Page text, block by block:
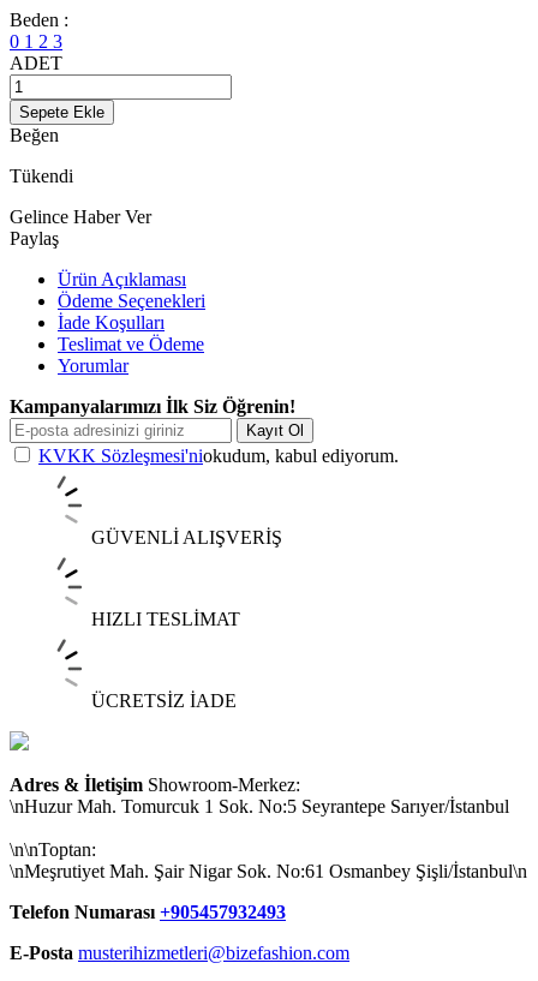
Beden :
0 1 2 3
ADET
Sepete Ekle
Beğen
Tükendi
Gelince Haber Ver
Paylaş
Ürün Açıklaması
Ödeme Seçenekleri
İade Koşulları
Teslimat ve Ödeme
Yorumlar
Kampanyalarımızı İlk Siz Öğrenin!
Kayıt Ol
KVKK Sözleşmesi'niokudum, kabul ediyorum.
GÜVENLİ ALIŞVERİŞ
HIZLI TESLİMAT
ÜCRETSİZ İADE
Adres & İletişim Showroom-Merkez:
\nHuzur Mah. Tomurcuk 1 Sok. No:5 Seyrantepe Sarıyer/İstanbul
\n\nToptan:
\nMeşrutiyet Mah. Şair Nigar Sok. No:61 Osmanbey Şişli/İstanbul\n
Telefon Numarası +905457932493
E-Posta musterihizmetleri@bizefashion.com